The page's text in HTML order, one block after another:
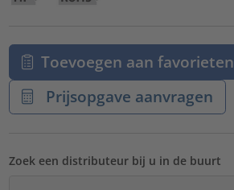
Toevoegen aan favorieten
Prijsopgave aanvragen
Zoek een distributeur bij u in de buurt